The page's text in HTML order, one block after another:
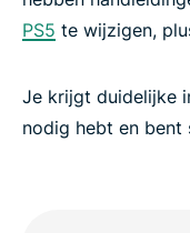
PS5 te wijzigen,
Je krijgt duidelijke
nodig hebt en bent